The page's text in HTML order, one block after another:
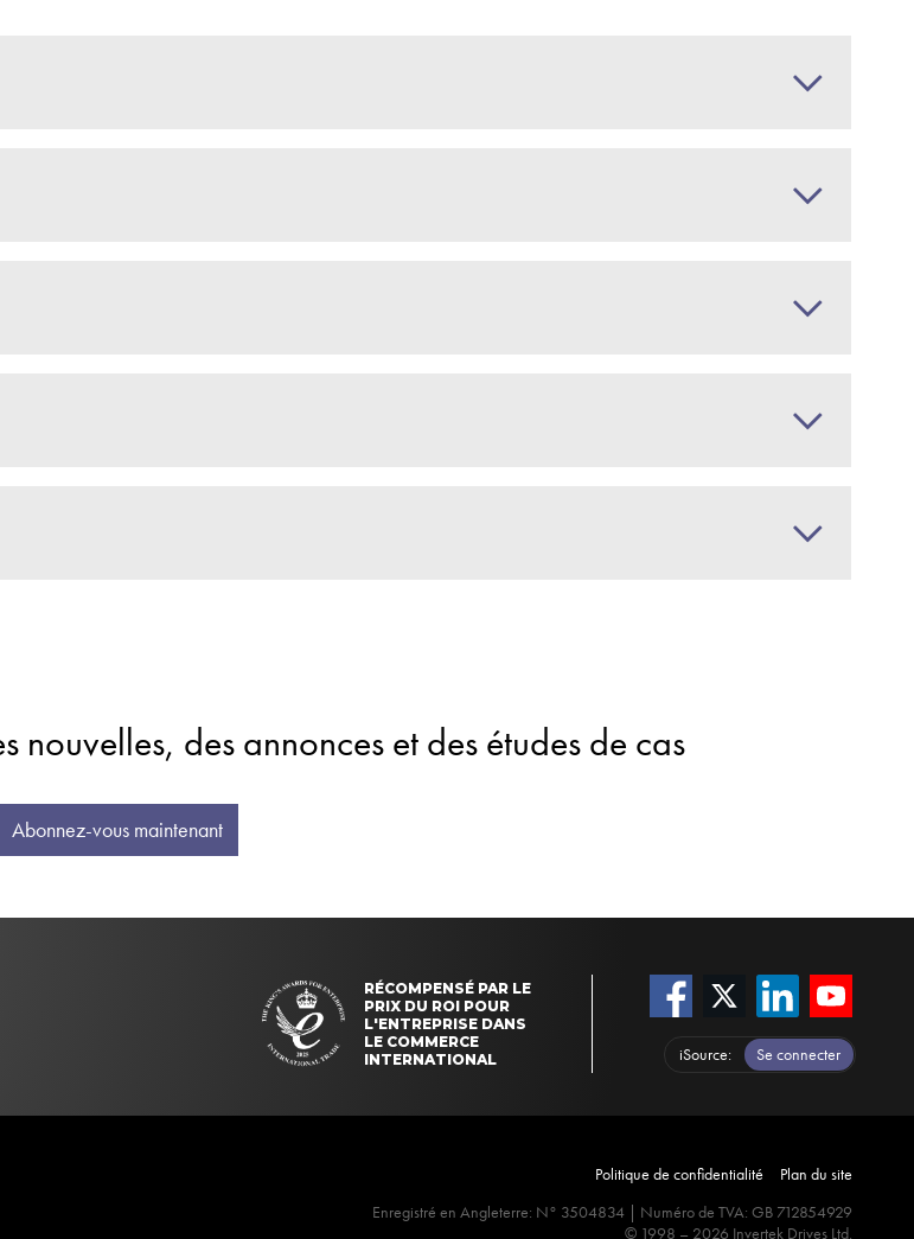
nouvelles, des annonces et des études de cas
Abonnez-vous maintenant
RÉCOMPENSÉ PAR LE
PRIX DU ROI POUR
L'ENTREPRISE DANS
LE COMMERCE
INTERNATIONAL
iSource Se connecter
Politique de confidentialité
Plan du site
Enregistré en Angleterre: N° 3504834 | Numéro de TVA: GB 712854929
© 1998 – 2026 Invertek Drives Ltd.